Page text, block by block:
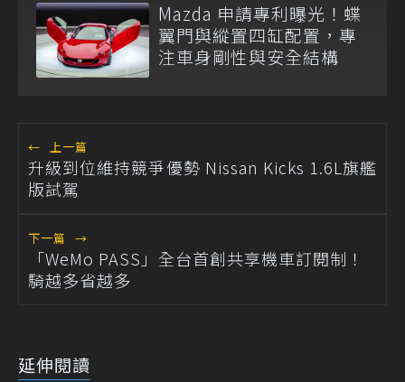
Mazda 申請專利曝光！蝶
翼門與縱置四缸配置，專
注車身剛性與安全結構
← 上一篇
升級到位維持競爭優勢 Nissan Kicks 1.6L旗艦
版試駕
下一篇 →
「WeMo PASS」全台首創共享機車訂閱制！
騎越多省越多
延伸閱讀